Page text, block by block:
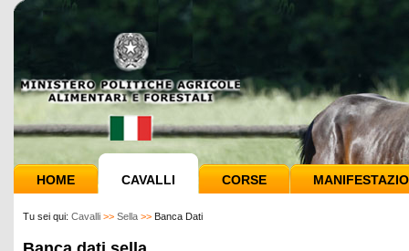
HOME CAVALLI CORSE
Tu sei qui: Cavalli >> Sella >> Banca Dati